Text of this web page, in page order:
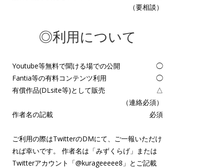
（要相談）
◎利用について
Youtube等無料で聞ける場での公開
◯
Fantia等の有料コンテンツ利用
◯
有償作品(DLsite等)として販売
△
（連絡必須）
作者名の記載
必須
ご利用の際はTwitterのDMにて、ご一報いただけ
れば幸いです。 作者名は「みずくらげ」または
Twitterアカウント「@kurageeeee8 」とご記載